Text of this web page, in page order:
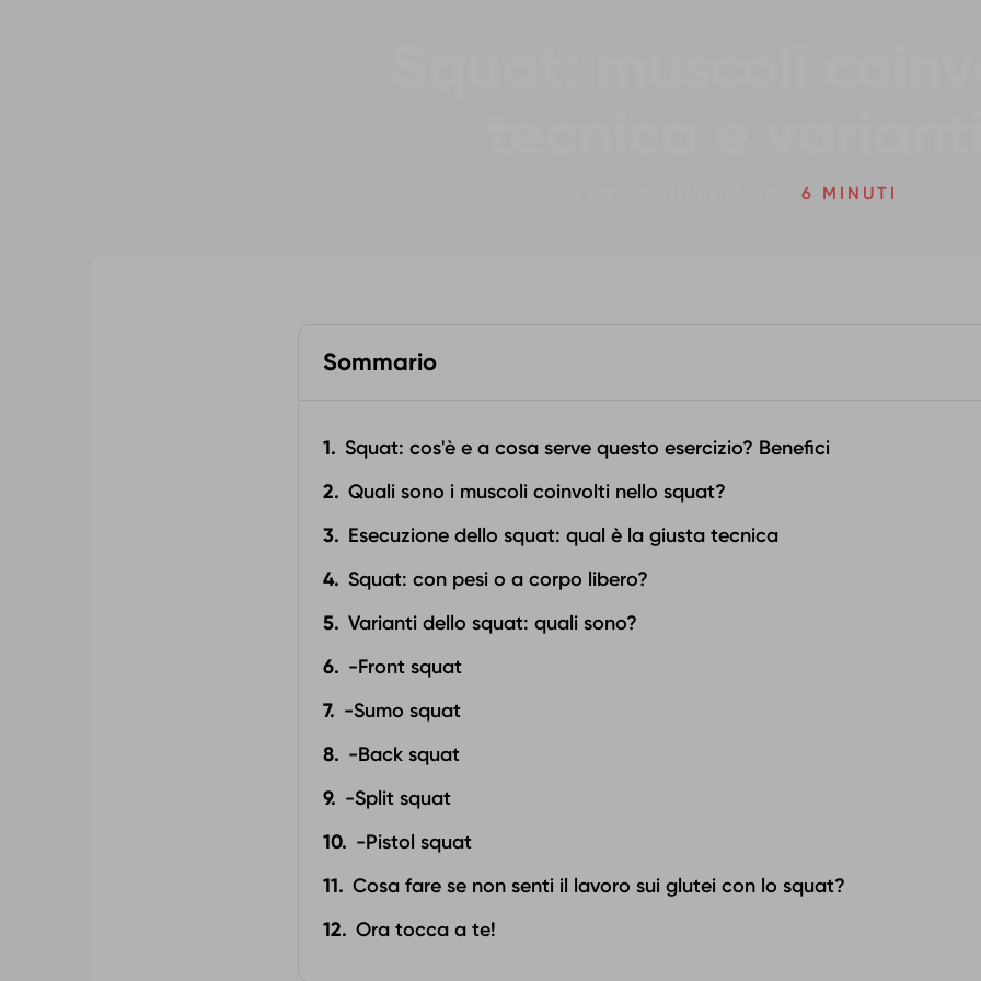
6 MINUTI
Sommario
Squat: cos'è e a cosa serve questo esercizio? Benefici
Quali sono i muscoli coinvolti nello squat?
Esecuzione dello squat: qual è la giusta tecnica
Squat: con pesi o a corpo libero?
Varianti dello squat: quali sono?
-Front squat
-Sumo squat
-Back squat
-Split squat
-Pistol squat
Cosa fare se non senti il lavoro sui glutei con lo squat?
Ora tocca a te!